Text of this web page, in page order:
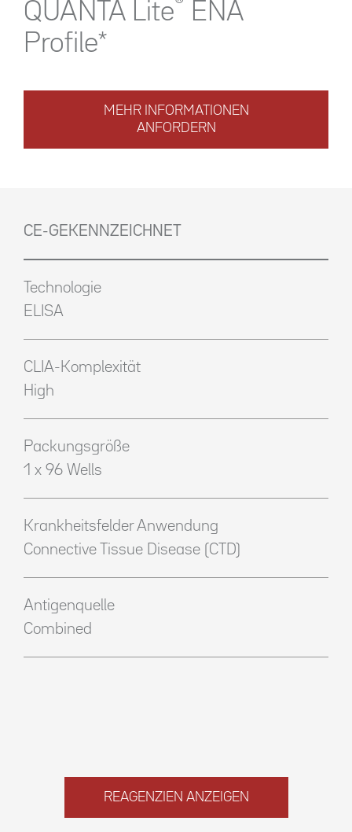
QUANTA Lite® ENA
Profile*
MEHR INFORMATIONEN
ANFORDERN
CE-GEKENNZEICHNET
Technologie
ELISA
CLIA-Komplexität
High
Packungsgröße
1 x 96 Wells
Krankheitsfelder Anwendung
Connective Tissue Disease (CTD)
Antigenquelle
Combined
REAGENZIEN ANZEIGEN